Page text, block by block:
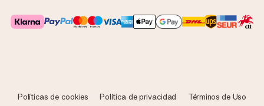
Políticas de cookies Política de privacidad
Términos de Uso